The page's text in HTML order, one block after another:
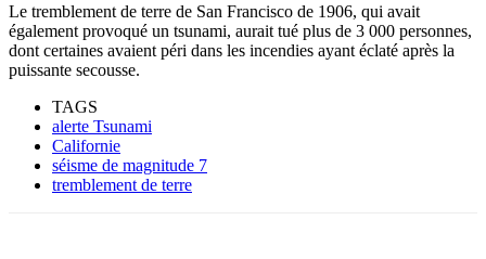
Le tremblement de terre de San Francisco de 1906, qui avait
également provoqué un tsunami, aurait tué plus de 3 000 personnes,
dont certaines avaient péri dans les incendies ayant éclaté après la
puissante secousse.
TAGS
alerte Tsunami
Californie
séisme de magnitude 7
tremblement de terre